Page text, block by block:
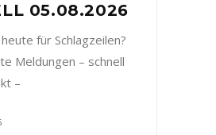
05.08.2026
für Schlagzeilen?
Meldungen – schnell
–